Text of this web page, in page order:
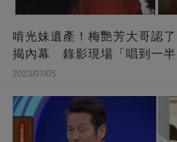
啃光妹遺產！梅艷芳大哥認
揭內幕 錄影現場「唱到一半
她
2023/07/05